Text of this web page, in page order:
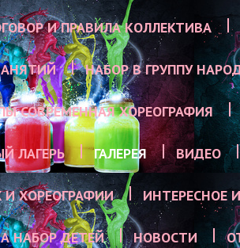
И ПРАВИЛА КОЛЛЕКТИВА
НАБОР В ГРУППУ
СОВРЕМЕННАЯ ХОРЕОГРАФИЯ
ЛАГЕРЬ ГАЛЕРЕЯ ВИДЕО
И ХОРЕОГРАФИИ ИНТЕРЕСНОЕ
НАБОР ДЕТЕЙ НОВОСТИ